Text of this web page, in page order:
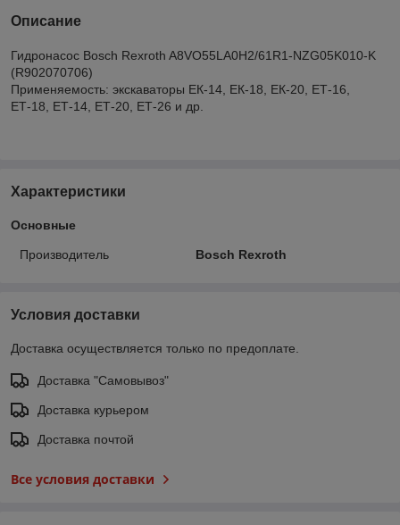
Описание
Гидронасос Bosch Rexroth A8VO55LA0H2/61R1-NZG05K010-K
(R902070706)
Применяемость: экскаваторы ЕК-14, ЕК-18, ЕК-20, ЕТ-16,
ЕТ-18, ЕТ-14, ЕТ-20, ЕТ-26 и др.
Характеристики
Основные
Производитель Bosch Rexroth
Условия доставки
Доставка осуществляется только по предоплате.
Доставка "Самовывоз"
Доставка курьером
Доставка почтой
Все условия доставки